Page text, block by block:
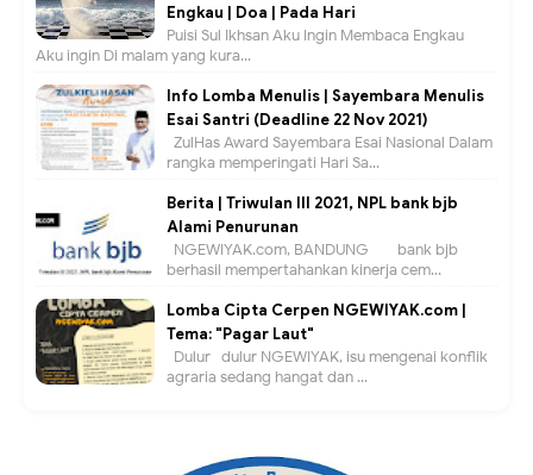
Engkau | Doa | Pada Hari
Puisi Sul Ikhsan Aku Ingin Membaca Engkau
Aku ingin Di malam yang kura...
Info Lomba Menulis | Sayembara Menulis
Esai Santri (Deadline 22 Nov 2021)
ZulHas Award Sayembara Esai Nasional Dalam
rangka memperingati Hari Sa...
Berita | Triwulan III 2021, NPL bank bjb
Alami Penurunan
NGEWIYAK.com, BANDUNG — bank bjb
berhasil mempertahankan kinerja cem...
Lomba Cipta Cerpen NGEWIYAK.com |
Tema: "Pagar Laut"
Dulur- dulur NGEWIYAK, isu mengenai konflik
agraria sedang hangat dan ...